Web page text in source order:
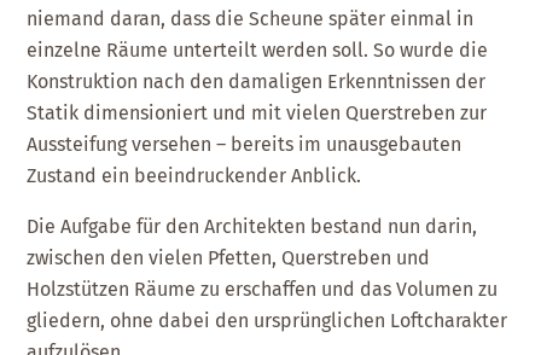
niemand daran, dass die Scheune später einmal in
einzelne Räume unterteilt werden soll. So wurde die
Konstruktion nach den damaligen Erkenntnissen der
Statik dimensioniert und mit vielen Querstreben zur
Aussteifung versehen – bereits im unausgebauten
Zustand ein beeindruckender Anblick.
Die Aufgabe für den Architekten bestand nun darin,
zwischen den vielen Pfetten, Querstreben und
Holzstützen Räume zu erschaffen und das Volumen zu
gliedern, ohne dabei den ursprünglichen Loftcharakter